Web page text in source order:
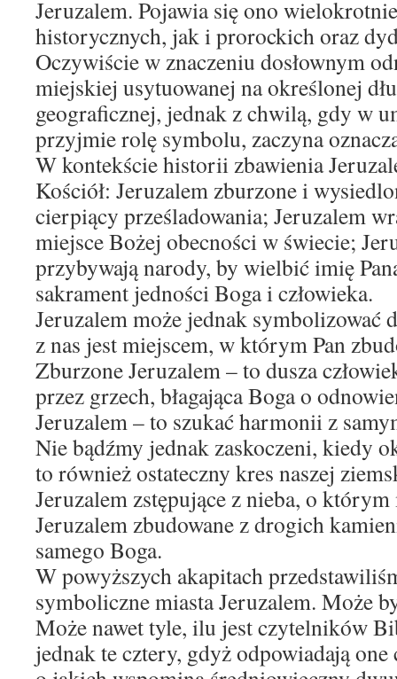
Jeruzalem. Pojawia się ono
historycznych, jak i prorockich oraz
Oczywiście w znaczeniu dosłownym
miejskiej usytuowanej na określonej
geograficznej, jednak z chwilą, gdy w
przyjmie rolę symbolu, zaczyna
W kontekście historii zbawienia
Kościół: Jeruzalem zburzone i
cierpiący prześladowania; Jeruzalem
miejsce Bożej obecności w świecie;
przybywają narody, by wielbić imię
sakrament jedności Boga i człowieka.
Jeruzalem może jednak symbolizować
z nas jest miejscem, w którym Pan
Zburzone Jeruzalem – to dusza
przez grzech, błagająca Boga o
Jeruzalem – to szukać harmonii z
Nie bądźmy jednak zaskoczeni, kiedy
to również ostateczny kres naszej
Jeruzalem zstępujące z nieba, o
Jeruzalem zbudowane z drogich
samego Boga.
W powyższych akapitach
symboliczne miasta Jeruzalem. Może
Może nawet tyle, ilu jest czytelników
jednak te cztery, gdyż odpowiadają